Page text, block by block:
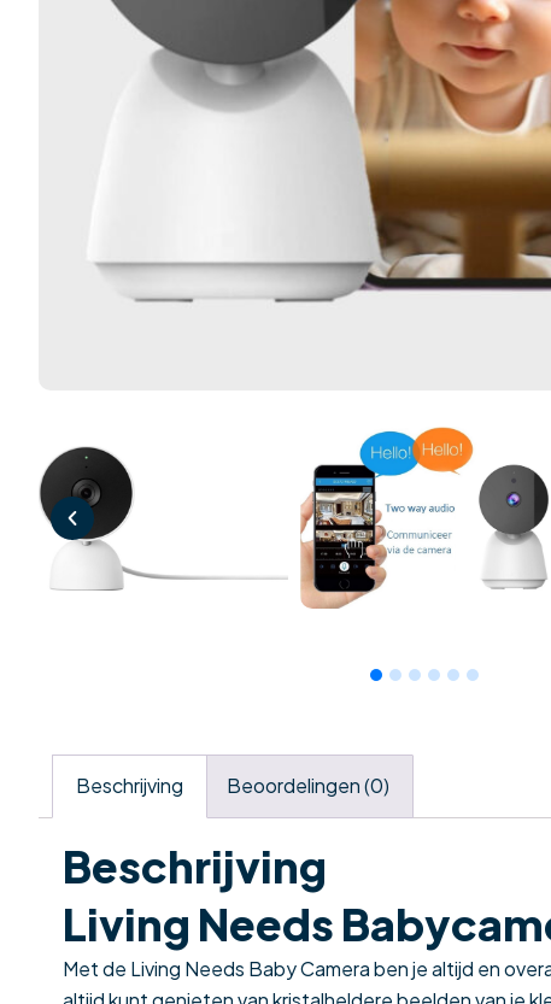
Beschrijving Beoordelingen (0)
Beschrijving
Living Needs
Met de Living Needs Baby Camera ben je altijd en